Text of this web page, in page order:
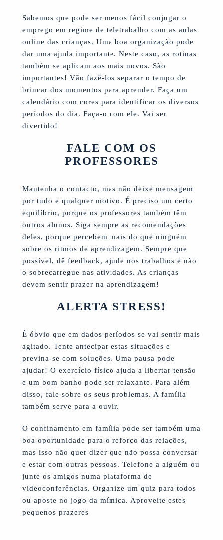
Sabemos que pode ser menos fácil conjugar o
emprego em regime de teletrabalho com as aulas
online das crianças. Uma boa organização pode
dar uma ajuda importante. Neste caso, as rotinas
também se aplicam aos mais novos. São
importantes! Vão fazê-los separar o tempo de
brincar dos momentos para aprender. Faça um
calendário com cores para identificar os diversos
períodos do dia. Faça-o com ele. Vai ser
divertido!
FALE COM OS
PROFESSORES
Mantenha o contacto, mas não deixe mensagem
por tudo e qualquer motivo. É preciso um certo
equilíbrio, porque os professores também têm
outros alunos. Siga sempre as recomendações
deles, porque percebem mais do que ninguém
sobre os ritmos de aprendizagem. Sempre que
possível, dê feedback, ajude nos trabalhos e não
o sobrecarregue nas atividades. As crianças
devem sentir prazer na aprendizagem!
ALERTA STRESS!
É óbvio que em dados períodos se vai sentir mais
agitado. Tente antecipar estas situações e
previna-se com soluções. Uma pausa pode
ajudar! O exercício físico ajuda a libertar tensão
e um bom banho pode ser relaxante. Para além
disso, fale sobre os seus problemas. A família
também serve para a ouvir.
O confinamento em família pode ser também uma
boa oportunidade para o reforço das relações,
mas isso não quer dizer que não possa conversar
e estar com outras pessoas. Telefone a alguém ou
junte os amigos numa plataforma de
videoconferências. Organize um quiz para todos
ou aposte no jogo da mímica. Aproveite estes
pequenos prazeres